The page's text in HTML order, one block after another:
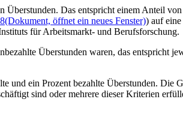
Das entspricht einem Anteil
(Dokument, öffnet ein neues Fenster)) auf
für Arbeitsmarkt- und Berufsforschung.
Überstunden waren, das entspricht
und ein Prozent bezahlte Überstunden. Die
sind oder mehrere dieser Kriterien